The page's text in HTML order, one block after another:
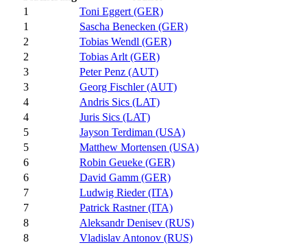
1
Toni Eggert (GER)
1
Sascha Benecken (GER)
2
Tobias Wendl (GER)
2
Tobias Arlt (GER)
3
Peter Penz (AUT)
3
Georg Fischler (AUT)
4
Andris Sics (LAT)
4
Juris Sics (LAT)
5
Jayson Terdiman (USA)
5
Matthew Mortensen (USA)
6
Robin Geueke (GER)
6
David Gamm (GER)
7
Ludwig Rieder (ITA)
7
Patrick Rastner (ITA)
8
Aleksandr Denisev (RUS)
8
Vladislav Antonov (RUS)